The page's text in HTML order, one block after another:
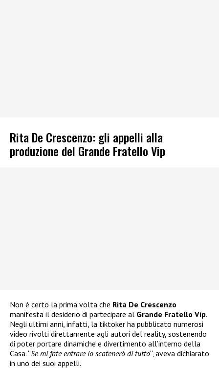
Rita De Crescenzo: gli appelli alla
produzione del Grande Fratello Vip
Non è certo la prima volta che Rita De Crescenzo
manifesta il desiderio di partecipare al Grande Fratello Vip.
Negli ultimi anni, infatti, la tiktoker ha pubblicato numerosi
video rivolti direttamente agli autori del reality, sostenendo
di poter portare dinamiche e divertimento all’interno della
Casa. “Se mi fate entrare io scatenerò di tutto“, aveva dichiarato
in uno dei suoi appelli.